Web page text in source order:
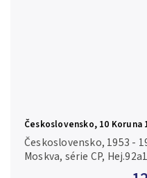
Československo, 10 Koruna
Hej.92a1
Československo, 1953 -
Moskva, série CP,